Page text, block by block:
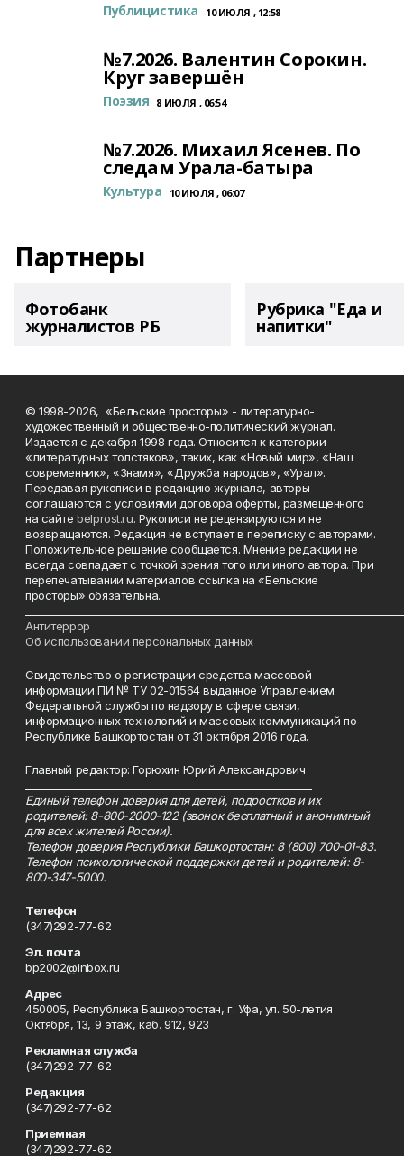
Публицистика 10 ИЮЛЯ , 12:58
№7.2026. Валентин Сорокин.
Круг завершён
Поэзия 8 ИЮЛЯ , 06:54
№7.2026. Михаил Ясенев. По
следам Урала-батыра
Культура 10 ИЮЛЯ , 06:07
Партнеры
Фотобанк
журналистов РБ
Рубрика "Еда и
напитки"
© 1998-2026, «Бельские просторы» - литературно-
художественный и общественно-политический журнал.
Издается с декабря 1998 года. Относится к категории
«литературных толстяков», таких, как «Новый мир», «Наш
современник», «Знамя», «Дружба народов», «Урал».
Передавая рукописи в редакцию журнала, авторы
соглашаются с условиями договора оферты, размещенного
на сайтеbelprost.ru. Рукописи не рецензируются и не
возвращаются. Редакция не вступает в переписку с авторами.
Положительное решение сообщается. Мнение редакции не
всегда совпадает с точкой зрения того или иного автора. При
перепечатывании материалов ссылка на «Бельские
просторы» обязательна.
Антитеррор
Об использовании персональных данных
Свидетельство о регистрации средства массовой
информации ПИ № ТУ 02-01564 выданное Управлением
Федеральной службы по надзору в сфере связи,
информационных технологий и массовых коммуникаций по
Республике Башкортостан от 31 октября 2016 года.
Главный редактор: Горюхин Юрий Александрович
Единый телефон доверия для детей, подростков и их
родителей: 8-800-2000-122 (звонок бесплатный и анонимный
для всех жителей России).
Телефон доверия Республики Башкортостан: 8 (800) 700-01-83.
Телефон психологической поддержки детей и родителей: 8-
800-347-5000.
Телефон
(347)292-77-62
Эл. почта
bp2002@inbox.ru
Адрес
450005, Республика Башкортостан, г. Уфа, ул. 50-летия
Октября, 13, 9 этаж, каб. 912, 923
Рекламная служба
(347)292-77-62
Редакция
(347)292-77-62
Приемная
(347)292-77-62